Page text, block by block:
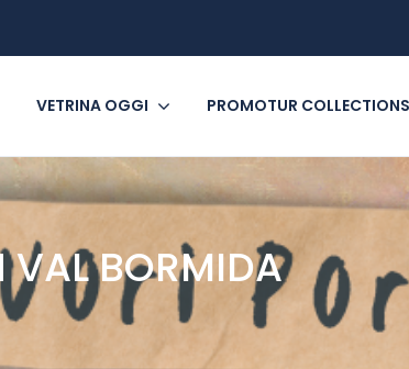
VETRINA OGGI PROMOTUR COLLECTIONS
VAL BORMIDA